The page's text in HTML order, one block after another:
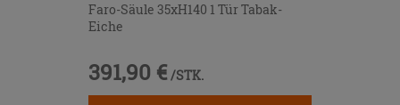
Faro-Säule 35xH140 1 Tür Tabak-
Eiche
391,90 € /STK.